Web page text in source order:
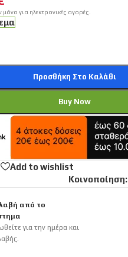
μόνο για ηλεκτρονικές αγορές.
Προσθήκη Στο Καλάθι
Buy Now
Add to wishlist
Κοινοποίηση:
από το
για την ημέρα και